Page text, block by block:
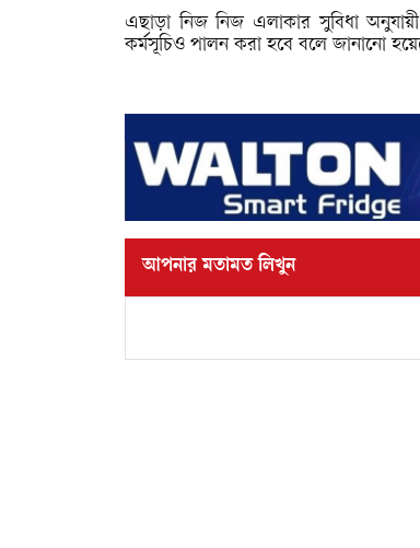
এছাড়া নিজ নিজ এলাকার সুবিধা
কর্মসূচিও পালন করা হবে বলে জানানো
আপনার মতামত লিখুন